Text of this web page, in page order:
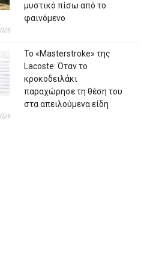
μυστικό πίσω από το
φαινόμενο
Το «Masterstroke» της
Lacoste: Όταν το
κροκοδειλάκι
παραχώρησε τη θέση του
στα απειλούμενα είδη